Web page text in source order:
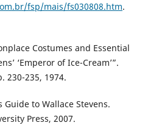
fsp/mais/fs030808.htm.
Costumes and Essential
‘Emperor of Ice-Cream’”.
230-235, 1974.
Guide to Wallace Stevens.
Press, 2007.